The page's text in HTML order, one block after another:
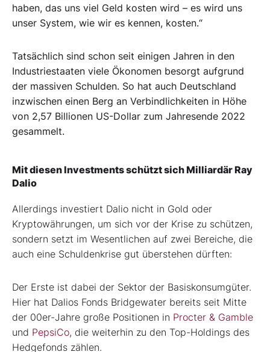
haben, das uns viel Geld kosten wird – es wird uns
unser System, wie wir es kennen, kosten.“
Tatsächlich sind schon seit einigen Jahren in den
Industriestaaten viele Ökonomen besorgt aufgrund
der massiven Schulden. So hat auch Deutschland
inzwischen einen Berg an Verbindlichkeiten in Höhe
von 2,57 Billionen US-Dollar zum Jahresende 2022
gesammelt.
Mit diesen Investments schützt sich Milliardär Ray
Dalio
Allerdings investiert Dalio nicht in Gold oder
Kryptowährungen, um sich vor der Krise zu schützen,
sondern setzt im Wesentlichen auf zwei Bereiche, die
auch eine Schuldenkrise gut überstehen dürften:
Der Erste ist dabei der Sektor der Basiskonsumgüter.
Hier hat Dalios Fonds Bridgewater bereits seit Mitte
der 00er-Jahre große Positionen in Procter & Gamble
und PepsiCo, die weiterhin zu den Top-Holdings des
Hedgefonds zählen.